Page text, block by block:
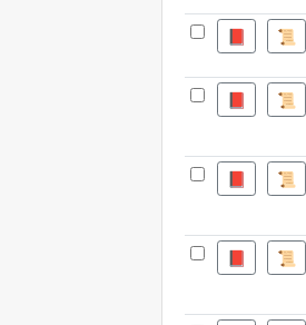
📕 📜
📕 📜
📕 📜
📕 📜